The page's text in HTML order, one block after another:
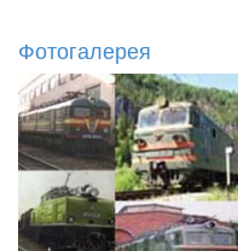
Фотогалерея